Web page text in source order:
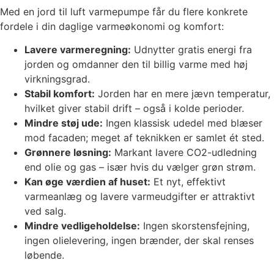
Med en jord til luft varmepumpe får du flere konkrete
fordele i din daglige varmeøkonomi og komfort:
Lavere varmeregning: Udnytter gratis energi fra
jorden og omdanner den til billig varme med høj
virkningsgrad.
Stabil komfort: Jorden har en mere jævn temperatur,
hvilket giver stabil drift – også i kolde perioder.
Mindre støj ude: Ingen klassisk udedel med blæser
mod facaden; meget af teknikken er samlet ét sted.
Grønnere løsning: Markant lavere CO2-udledning
end olie og gas – især hvis du vælger grøn strøm.
Kan øge værdien af huset: Et nyt, effektivt
varmeanlæg og lavere varmeudgifter er attraktivt
ved salg.
Mindre vedligeholdelse: Ingen skorstensfejning,
ingen olielevering, ingen brænder, der skal renses
løbende.